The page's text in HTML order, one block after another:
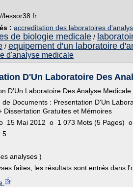
lessor38.fr
: accreditation des laboratoires
de biologie medicale /
/ equipement d'un laboratoire
d'analyse medicale
D'Un Laboratoire Des
D'Un Laboratoire Des Analyse Medicale
de Documents : Presentation D'Un
Dissertation Gratuites et Mémoires
15 Mai 2012 o 1 073 Mots (5 Pages)
5
analyses )
faites, les résultats sont entrés dans